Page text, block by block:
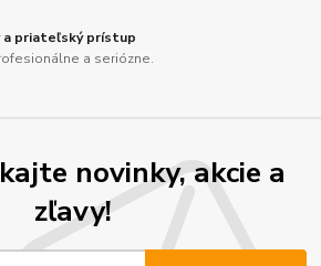
a priateľský prístup
a seriózne.
novinky, akcie a
zľavy!